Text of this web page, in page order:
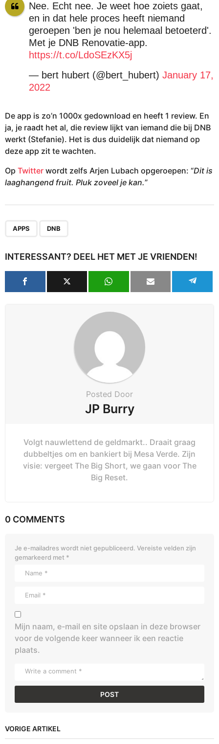
Nee. Echt nee. Je weet hoe zoiets gaat,
en in dat hele proces heeft niemand
geroepen 'ben je nou helemaal betoeterd'.
Met je DNB Renovatie-app.
https://t.co/LdoSEzKX5j
— bert hubert (@bert_hubert) January 17,
2022
De app is zo’n 1000x gedownload en heeft 1 review. En
ja, je raadt het al, die review lijkt van iemand die bij DNB
werkt (Stefanie). Het is dus duidelijk dat niemand op
deze app zit te wachten.
Op Twitter wordt zelfs Arjen Lubach opgeroepen: “Dit is
laaghangend fruit. Pluk zoveel je kan.”
APPS DNB
INTERESSANT? DEEL HET MET JE VRIENDEN!
Posted Door
JP Burry
Volgt nauwlettend de geldmarkt.. Draait graag
dubbeltjes om en bankiert bij Mesa Verde. Zijn
visie: vergeet The Big Short, we gaan voor The
Big Reset.
0 COMMENTS
Je e-mailadres wordt niet gepubliceerd. Vereiste velden zijn
gemarkeerd met *
Mijn naam, e-mail en site opslaan in deze browser
voor de volgende keer wanneer ik een reactie
plaats.
VORIGE ARTIKEL